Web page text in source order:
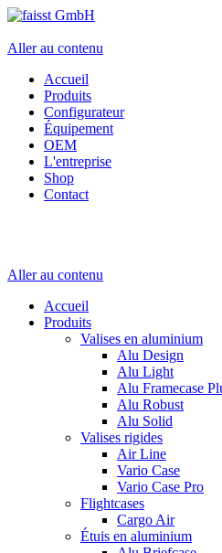
Aller au contenu
Accueil
Produits
Configurateur
Équipement
OEM
L'entreprise
Shop
Contact
Aller au contenu
Accueil
Produits
Valises en aluminium
Alu Design
Alu Light
Alu Framecase
Alu Robust
Alu Solid
Valises rigides
Air Line
Vario Case
Vario Case Pro
Flightcases
Cargo Air
Étuis en aluminium